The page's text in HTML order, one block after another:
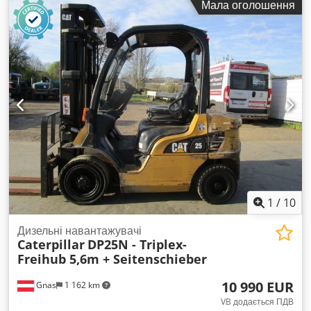
конфігурація осей:
4x4, перша реєстрація:10/1998, Рік
виготовлення:1998, мотогодини:17 762 h , паливо:дизель
Обладнання:палетні вилки, повний привід
Мала оголошення
1 / 10
Gnas 1 162 km
Дизельні навантажувачі
Caterpillar DP25N - Triplex-
Freihub 5,6m + Seitenschieber
10 990 EUR
VB додається ПДВ